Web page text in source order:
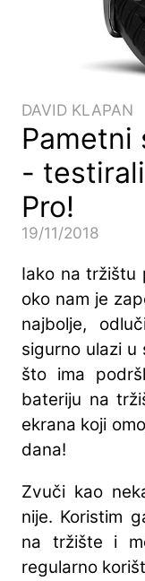
DAVID KLAPAN
Pametni
-
Pro!
19/11/2018
Iako na tržištu
oko nam je
najbolje,
sigurno ulazi u
što ima
bateriju na
ekrana koji
dana!
Zvuči kao
nije. Koristim
na tržište i
regularno